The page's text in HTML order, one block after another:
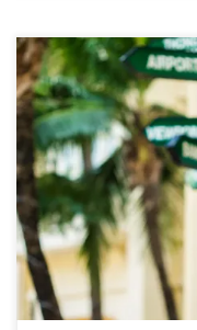
Immer mal wieder
erfolgreicher werden?"
eine angeborene
solange man es nicht
talentiertesten
und auf ein gutes